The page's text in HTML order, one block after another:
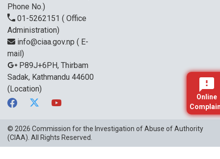
Online
Phone No.)
01-5262151 ( Office
Administration)
info@ciaa.gov.np ( E-
mail)
P89J+6PH, Thirbam
Sadak, Kathmandu 44600
(Location)
© 2026 Commission for the Investigation of Abuse of Authority
(CIAA) . All Rights Reserved.